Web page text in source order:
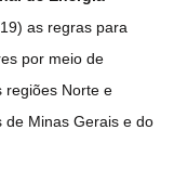
as regras para
por meio de
regiões Norte e
de Minas Gerais e do